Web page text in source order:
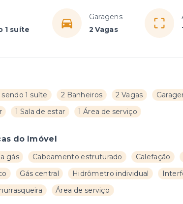
1 suíte
Garagens
2 Vagas
1 suíte 2 Banheiros 2 Vagas
1 Sala de estar 1 Área de serviço
do Imóvel
gás Cabeamento estruturado Calefação
Gás central Hidrômetro individual
Área de serviço